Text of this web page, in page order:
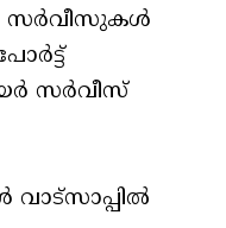
സര്‍വീസുകള്‍
സര്‍വീസ്